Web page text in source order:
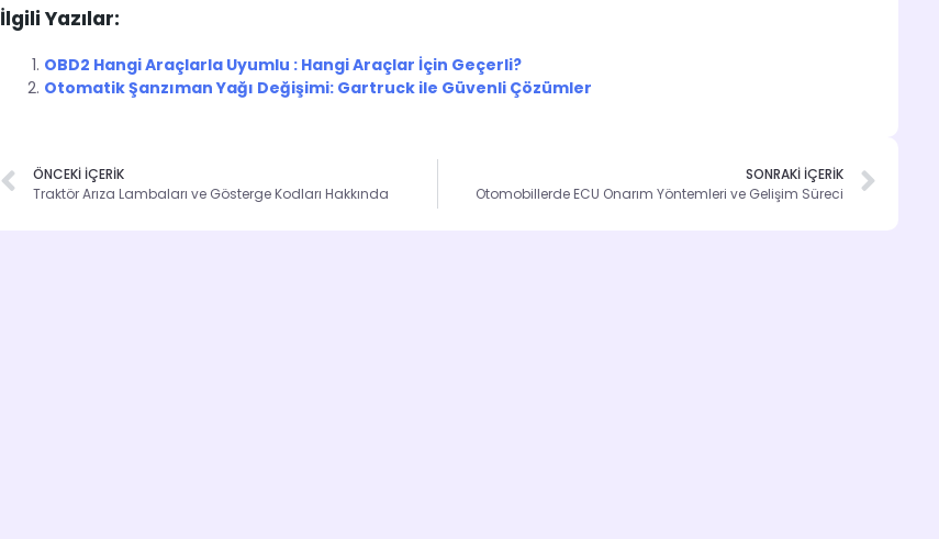
İlgili Yazılar:
OBD2 Hangi Araçlarla Uyumlu : Hangi Araçlar İçin Geçerli?
Otomatik Şanzıman Yağı Değişimi: Gartruck ile Güvenli Çözümler
ÖNCEKİ İÇERİK
Traktör Arıza Lambaları ve Gösterge Kodları Hakkında
SONRAKİ İÇERİK
Otomobillerde ECU Onarım Yöntemleri ve Gelişim Süreci